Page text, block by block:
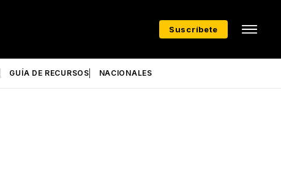
Suscríbete
GUÍA DE RECURSOS NACIONALES